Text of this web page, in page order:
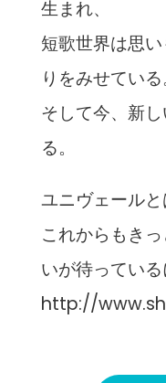
生まれ、
短歌世界は思
りをみせている
そして今、新
る。
ユニヴェールと
これからもき
いが待っている
http://